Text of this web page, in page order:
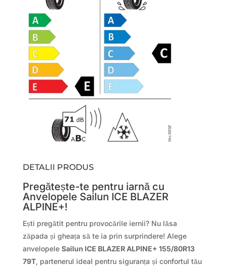
DETALII PRODUS
Pregătește-te pentru iarnă cu
Anvelopele Sailun ICE BLAZER
ALPINE+!
Ești pregătit pentru provocările iernii? Nu lăsa
zăpada și gheața să te ia prin surprindere! Alege
anvelopele Sailun ICE BLAZER ALPINE+ 155/80R13
79T, partenerul ideal pentru siguranța și confortul tău